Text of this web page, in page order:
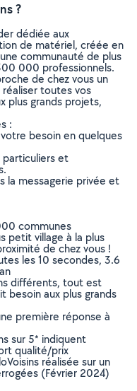
?
dédiée aux
de matériel, créée en
communauté de plus
000 professionnels.
de chez vous un
toutes vos
plus grands projets,
:
besoin en quelques
particuliers et
la messagerie privée et
communes
petit village à la plus
de chez vous !
les 10 secondes, 3.6
différents, tout est
besoin aux plus grands
première réponse à
sur 5* indiquent
qualité/prix
réalisée sur un
(Février 2024)